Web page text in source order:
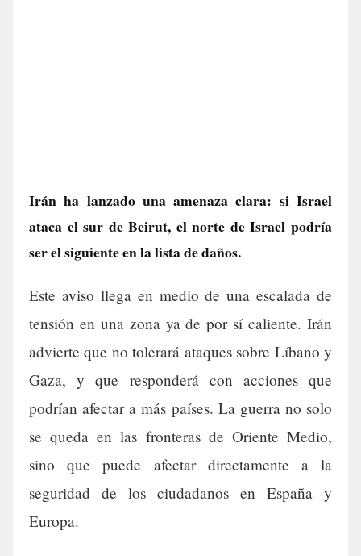
Irán ha lanzado una amenaza clara: si Israel
ataca el sur de Beirut, el norte de Israel podría
ser el siguiente en la lista de daños.
Este aviso llega en medio de una escalada de
tensión en una zona ya de por sí caliente. Irán
advierte que no tolerará ataques sobre Líbano y
Gaza, y que responderá con acciones que
podrían afectar a más países. La guerra no solo
se queda en las fronteras de Oriente Medio,
sino que puede afectar directamente a la
seguridad de los ciudadanos en España y
Europa.